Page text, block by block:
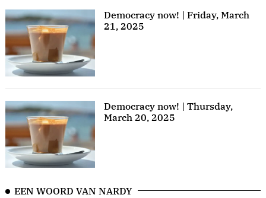
Democracy now! | Friday, March
21, 2025
Democracy now! | Thursday,
March 20, 2025
EEN WOORD VAN NARDY